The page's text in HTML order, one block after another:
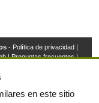
- Política de privacidad|
|Preguntas frecuentes|
en este sitio